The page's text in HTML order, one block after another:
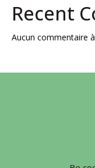
Recent
Aucun commentaire